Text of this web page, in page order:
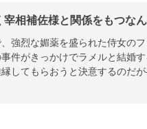
宰相補佐様と関係をもつな
強烈な媚薬を盛られた侍女の
件がきっかけでラメルと結婚
してもらおうと決意するのだ